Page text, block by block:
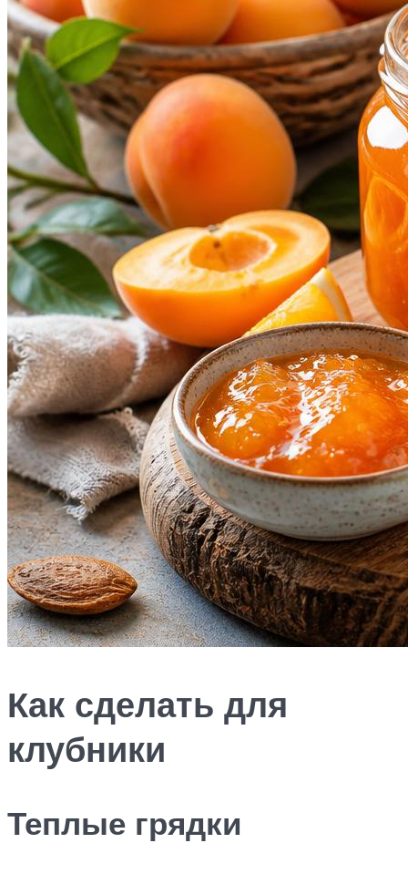
Как сделать для
клубники
Теплые грядки